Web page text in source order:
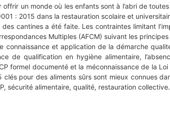
un monde où les enfants sont à l’abri de
: 2015 dans la restauration scolaire et
cantines a été faite. Les contraintes limitant
Multiples (AFCM) suivant les
et application de la démarche
de qualification en hygiène alimentaire,
formel documenté et la méconnaissance de la
pour des aliments sûrs sont mieux connues
sécurité alimentaire, qualité, restauration collective.